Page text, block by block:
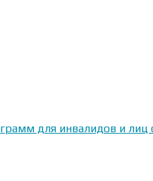
для инвалидов и